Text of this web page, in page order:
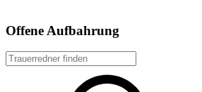
Offene Aufbahrung